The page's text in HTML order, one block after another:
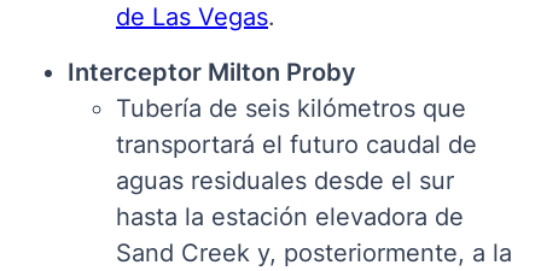
de Las Vegas.
Interceptor Milton Proby
Tubería de seis kilómetros que
transportará el futuro caudal de
aguas residuales desde el sur
hasta la estación elevadora de
Sand Creek y, posteriormente, a la